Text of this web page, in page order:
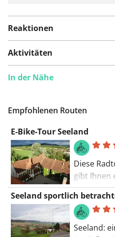
Reaktionen
Aktivitäten
In der Nähe
Empfohlenen Routen
E-Bike-Tour Seeland
Diese
gibt Ihnen
und der
mal halten
Chancen,
Seeland sportlich
Seeland: